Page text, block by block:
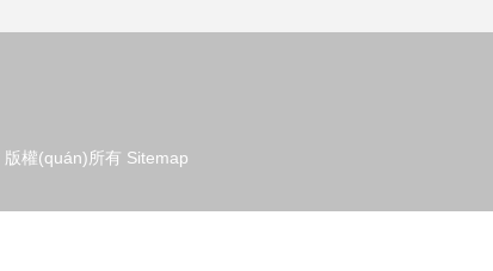
版權(quán)所有 Sitemap